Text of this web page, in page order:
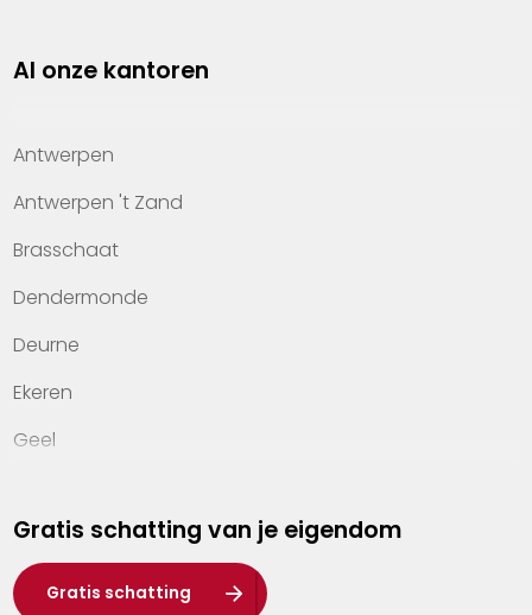
Property management
Kennis van wonen
Kantoren
Veelgestelde vragen
Werken bij Heylen Vastgoed
Contact
Al onze kantoren
Antwerpen
Antwerpen 't Zand
Brasschaat
Dendermonde
Deurne
Ekeren
Geel
Hasselt
Heist-op-den-Berg
Gratis schatting van je eigendom
Gratis schatting